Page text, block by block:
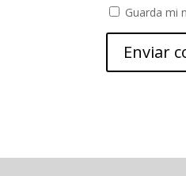
Guarda mi